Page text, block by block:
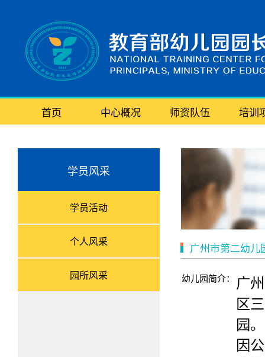
首页 中心概况 师资队伍 培训
学员风采
学员活动
个人风采
园所风采
广州市第二幼儿
幼儿园简介：
广
区
园
因